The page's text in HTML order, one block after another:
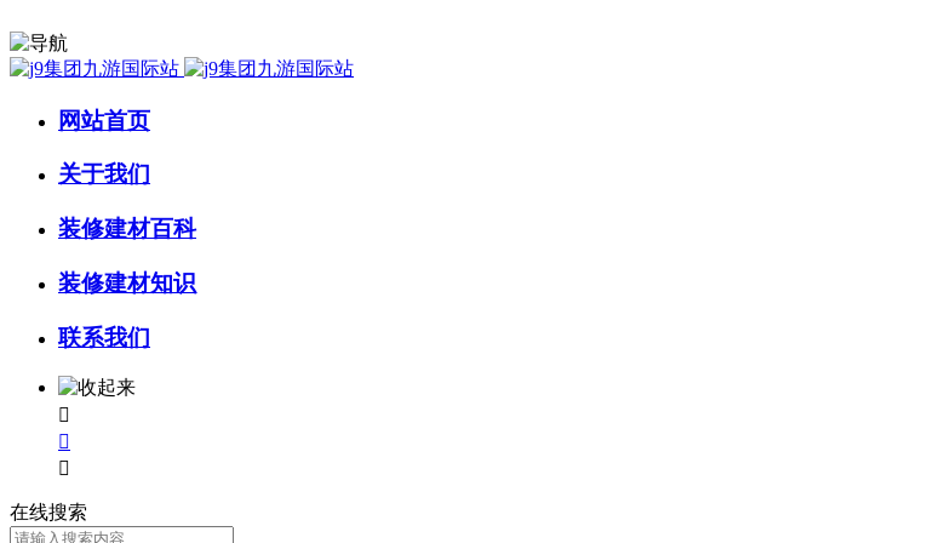
网站首页
关于我们
装修建材百科
装修建材知识
联系我们



在线搜索